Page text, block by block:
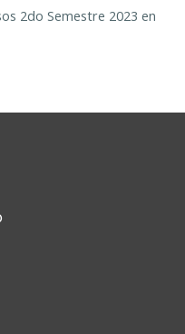
2do Semestre 2023 en